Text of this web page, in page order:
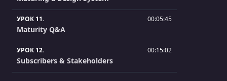
УРОК 11. 00:05:45
Maturity Q&A
УРОК 12. 00:15:02
Subscribers & Stakeholders